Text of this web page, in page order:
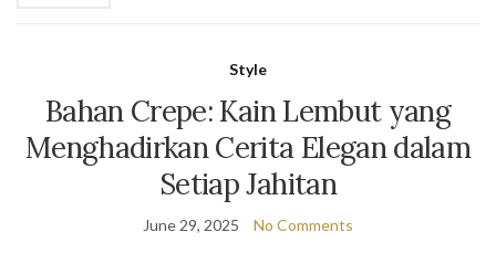
Style
Bahan Crepe: Kain Lembut yang
Menghadirkan Cerita Elegan dalam
Setiap Jahitan
June 29, 2025 No Comments